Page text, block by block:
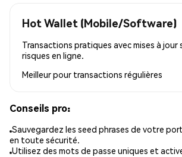
Hot Wallet (Mobile/Software)
Transactions pratiques avec mises à jour
risques en ligne.
Meilleur pour transactions régulières
Conseils pro:
Sauvegardez les seed phrases de votre
en toute sécurité.
Utilisez des mots de passe uniques et